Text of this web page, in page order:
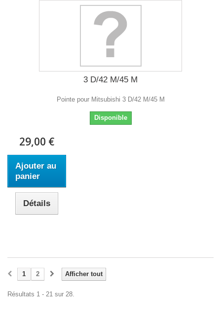
3 D/42 M/45 M
Pointe pour Mitsubishi 3 D/42 M/45 M
Disponible
29,00 €
Ajouter au
panier
Détails
Afficher tout
1 2
Résultats 1 - 21 sur 28.